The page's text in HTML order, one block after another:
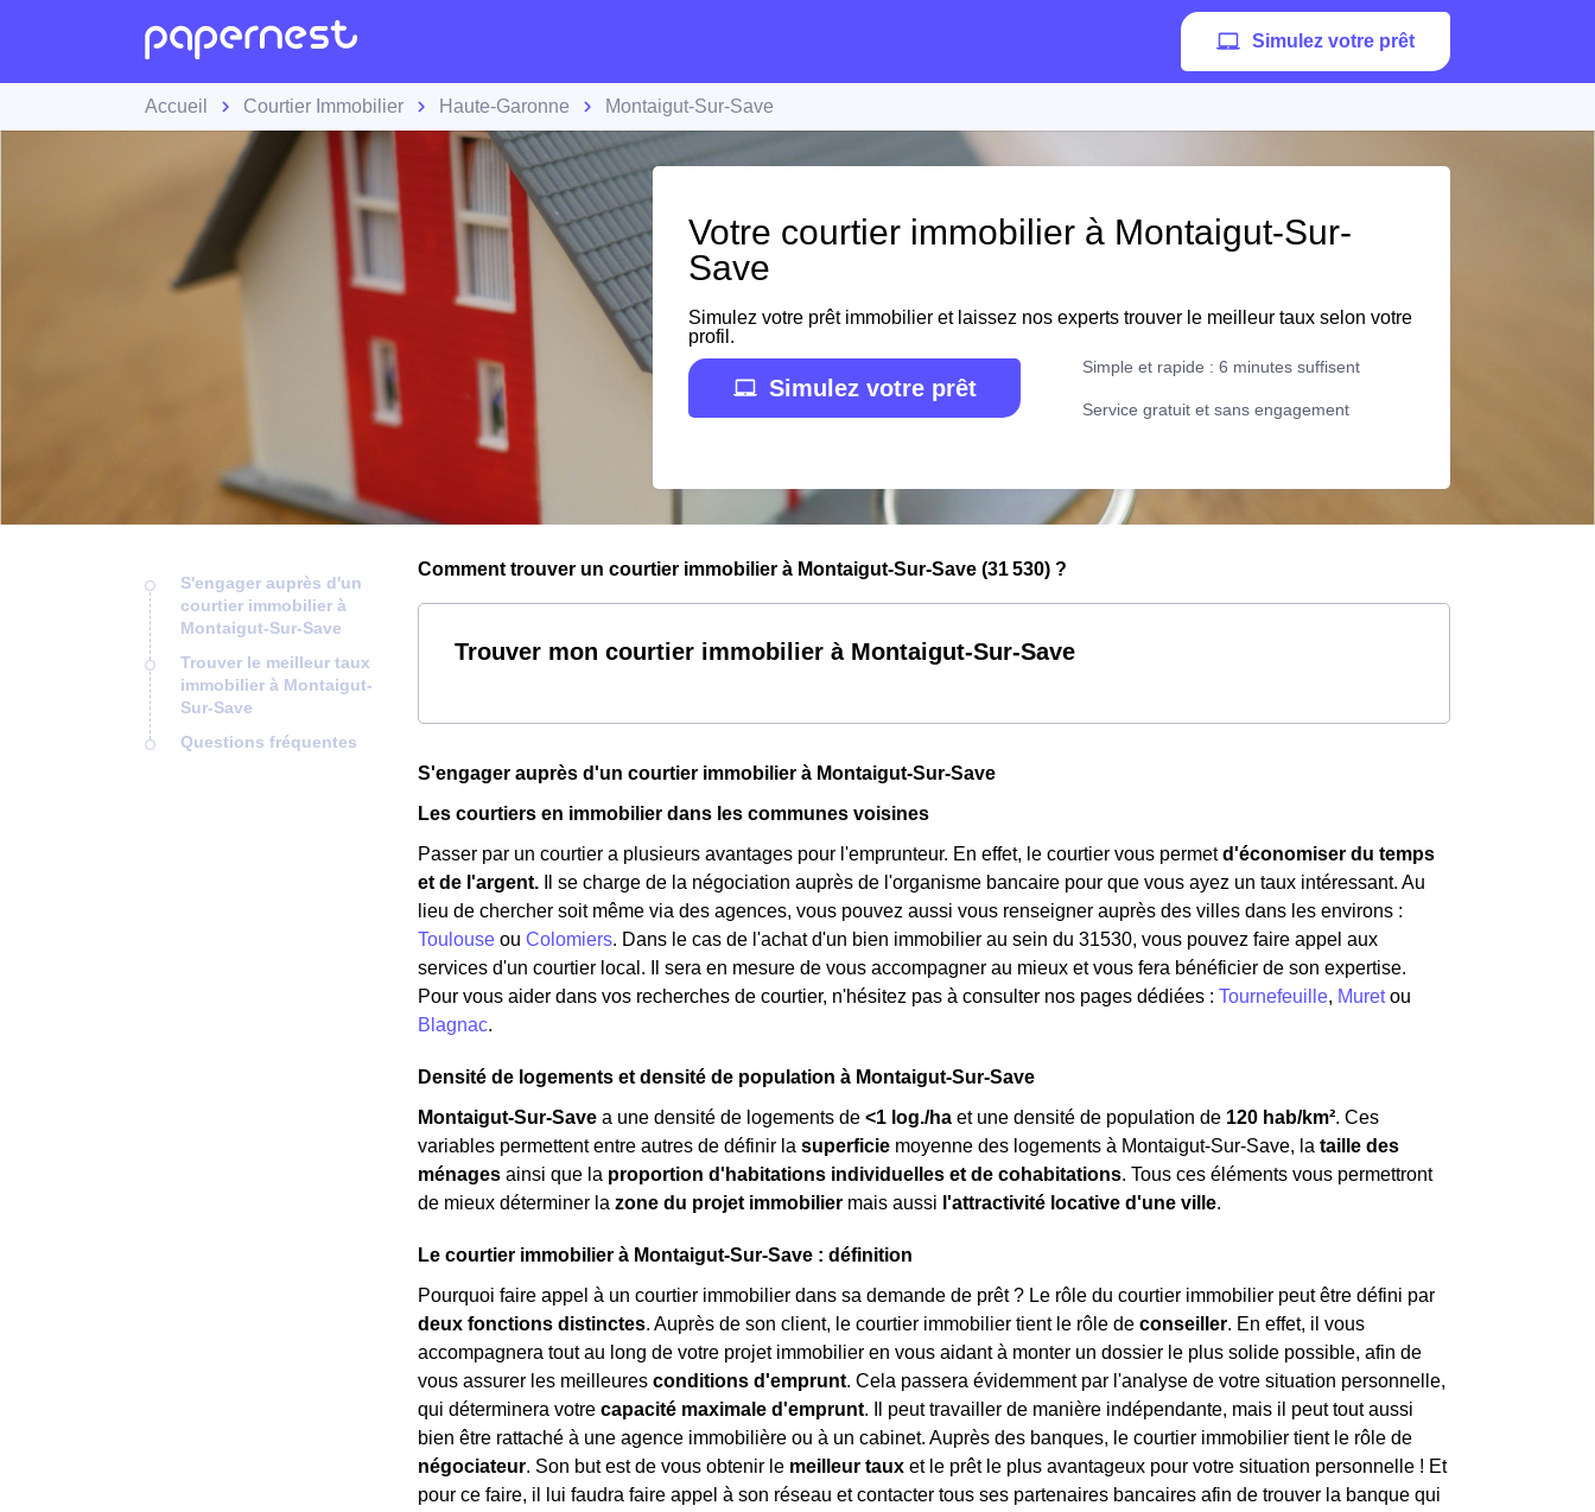
Simulez votre prêt
Accueil Courtier Immobilier Haute-Garonne Montaigut-Sur-Save
Votre courtier immobilier à Montaigut-Sur-
Save
Simulez votre prêt immobilier et laissez nos experts trouver le meilleur taux selon votre
profil.
Simulez votre prêt
Simple et rapide : 6 minutes suffisent
Service gratuit et sans engagement
S'engager auprès d'un
courtier immobilier à
Montaigut-Sur-Save
Trouver le meilleur taux
immobilier à Montaigut-
Sur-Save
Questions fréquentes
Comment trouver un courtier immobilier à Montaigut-Sur-Save (31 530) ?
Trouver mon courtier immobilier à Montaigut-Sur-Save
S'engager auprès d'un courtier immobilier à Montaigut-Sur-Save
Les courtiers en immobilier dans les communes voisines
Passer par un courtier a plusieurs avantages pour l'emprunteur. En effet, le courtier vous permetd'économiser du temps
et de l'argent.
Il se charge de la négociation auprès de l'organisme bancaire pour que vous ayez un taux intéressant. Au
lieu de chercher soit même via des agences, vous pouvez aussi vous renseigner auprès des villes dans les environs :
Toulouse ou Colomiers. Dans le cas de l'achat d'un bien immobilier au sein du 31530, vous pouvez faire appel aux
services d'un courtier local. Il sera en mesure de vous accompagner au mieux et vous fera bénéficier de son expertise.
Pour vous aider dans vos recherches de courtier, n'hésitez pas à consulter nos pages dédiées : Tournefeuille, Muretou
Blagnac.
Densité de logements et densité de population à Montaigut-Sur-Save
Montaigut-Sur-Save a une densité de logements de <1 log./ha et une densité de population de 120 hab/km². Ces
variables permettent entre autres de définir la superficie moyenne des logements à Montaigut-Sur-Save, la taille des
ménages ainsi que la proportion d'habitations individuelles et de cohabitations. Tous ces éléments vous permettront
de mieux déterminer la zone du projet immobilier mais aussi l'attractivité locative d'une ville.
Le courtier immobilier à Montaigut-Sur-Save : définition
Pourquoi faire appel à un courtier immobilier dans sa demande de prêt ? Le rôle du courtier immobilier peut être défini par
deux fonctions distinctes. Auprès de son client, le courtier immobilier tient le rôle de conseiller. En effet, il vous
accompagnera tout au long de votre projet immobilier en vous aidant à monter un dossier le plus solide possible, afin de
vous assurer les meilleures conditions d'emprunt. Cela passera évidemment par l'analyse de votre situation personnelle,
qui déterminera votre capacité maximale d'emprunt. Il peut travailler de manière indépendante, mais il peut tout aussi
bien être rattaché à une agence immobilière ou à un cabinet. Auprès des banques, le courtier immobilier tient le rôle de
négociateur. Son but est de vous obtenir le meilleur taux et le prêt le plus avantageux pour votre situation personnelle ! Et
pour ce faire, il lui faudra faire appel à son réseau et contacter tous ses partenaires bancaires afin de trouver la banque qui